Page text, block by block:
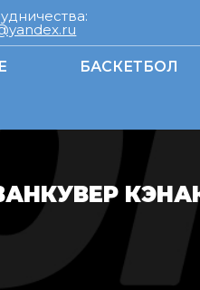
БАСКЕТБОЛ